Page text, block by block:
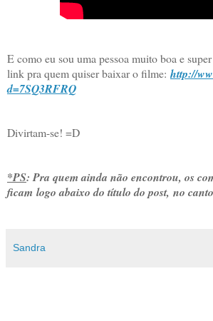
E como eu sou uma pessoa muito boa e
link pra quem quiser baixar o filme: http://
d=7SQ3RFRQ
Divirtam-se! =D
*PS: Pra quem ainda não encontrou, os
ficam logo abaixo do título do post, no
Sandra